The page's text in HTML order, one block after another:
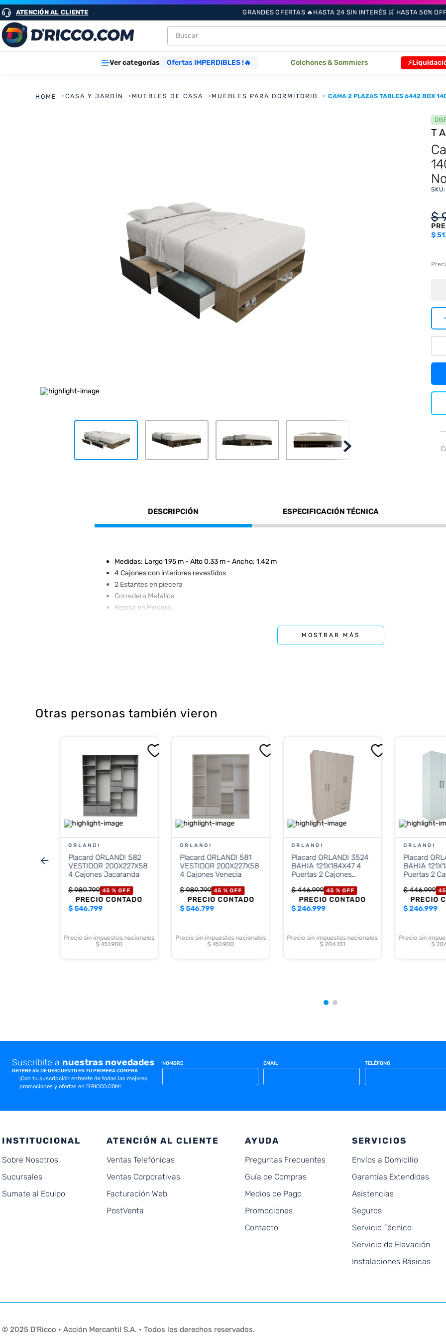
ATENCIÓN AL CLIENTE GRANDES OFERTAS 🔥HASTA 24 SIN INTERÉS 🛒 HASTA 50% OFF
Buscar
Ver categorías Ofertas IMPERDIBLES !🔥 Colchones & Sommiers
CASA Y JARDÍN MUEBLES DE CASA MUEBLES PARA DORMITORIO CAMA 2 PLAZAS TABLES 6442 BOX
SKU:
$
$
DESCRIPCIÓN ESPECIFICACIÓN TÉCNICA
Medidas: Largo 1,95 m - Alto 0,33 m - Ancho: 1,42 m
4 Cajones con interiores revestidos
2 Estantes en piecera
Corredera Metalica
Repisa en Piecera
MOSTRAR MÁS
Otras personas también vieron
nacionales
ORLANDI
Placard ORLANDI 582
VESTIDOR 200X227X58
4 Cajones Jacaranda
$989.799 45 %OFF
PRECIO CONTADO
$546.799
Precio sin impuestos nacionales
$ 451.900
ORLANDI
Placard ORLANDI 581
VESTIDOR 200X227X58
4 Cajones Venecia
$989.799 45 % OFF
PRECIO CONTADO
$546.799
Precio sin impuestos nacionales
$ 451.900
ORLANDI
Placard ORLANDI 3524
BAHIA 121X184X47 4
Puertas 2 Cajones
$446.999 45 % OFF
PRECIO CONTADO
$246.999
Precio sin impuestos nacionales
$ 204.131
ORLANDI
Placard
BAHIA
Puertas 2
$446.999
PRECIO
$246.999
Precio sin
$
Suscribite a nuestras novedades
OBTENÉ 5% DE DESCUENTO EN TU PRIMERA COMPRA
¡Con tu suscripción enterate de todas las mejores
promociones y ofertas en D'RICCO.COM!
NOMBRE EMAIL TELÉFONO
INSTITUCIONAL
Sobre Nosotros
Sucursales
Sumate al Equipo
ATENCIÓN AL CLIENTE
Ventas Telefónicas
Ventas Corporativas
Facturación Web
PostVenta
AYUDA
Preguntas Frecuentes
Guía de Compras
Medios de Pago
Promociones
Contacto
SERVICIOS
Envíos a Domicilio
Garantías Extendidas
Asistencias
Seguros
Servicio Técnico
Servicio de Elevación
Instalaciones Básicas
© 2025 D'Ricco • Acción Mercantil S.A. • Todos los derechos reservados.
TÉRMINOS MÁS BUSCADOS
1. heladeras
9. freidora aire
10